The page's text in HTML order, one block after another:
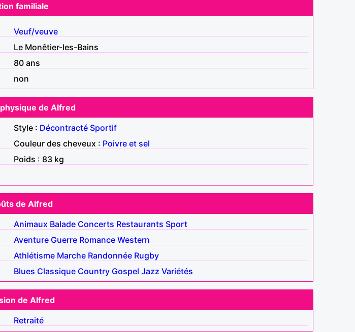
familiale
Veuf/veuve
Le Monêtier-les-Bains
80 ans
non
de Alfred
Style : Décontracté Sportif
Couleur des cheveux : Poivre et sel
Poids : 83 kg
de Alfred
Animaux Balade Concerts Restaurants Sport
Aventure Guerre Romance Western
Athlétisme Marche Randonnée Rugby
Blues Classique Country Gospel Jazz Variétés
de Alfred
Retraité